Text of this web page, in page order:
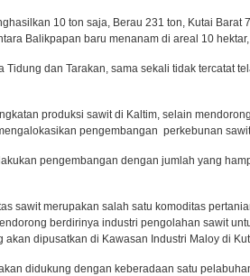
10 ton saja, Berau 231 ton, Kutai Barat
Balikpapan baru menanam di areal 10
Tidung dan Tarakan, sama sekali tidak tercatat
produksi sawit di Kaltim, selain
pengembangan perkebunan
pengembangan dengan jumlah yang
sawit merupakan salah satu komoditas
berdirinya industri pengolahan sawit
akan dipusatkan di Kawasan Industri Maloy di
didukung dengan keberadaan satu